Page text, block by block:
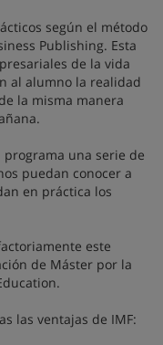
según el método
Publishing. Esta
de la vida
al alumno la realidad
la misma manera
una serie de
puedan conocer a
en práctica los
este
de Máster por la
las ventajas de IMF: